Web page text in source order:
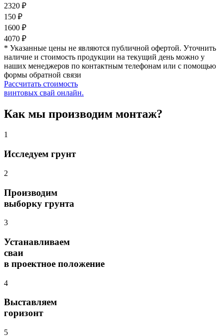
2320 ₽
150 ₽
1600 ₽
4070 ₽
* Указанные цены не являются публичной офертой. Уточнить
наличие и стоимость продукции на текущий день можно у
наших менеджеров по контактным телефонам или с помощью
формы обратной связи
Рассчитать стоимость
винтовых свай онлайн.
Как мы производим монтаж?
1
Исследуем грунт
2
Производим
выборку грунта
3
Устанавливаем
сваи
в проектное положение
4
Выставляем
горизонт
5